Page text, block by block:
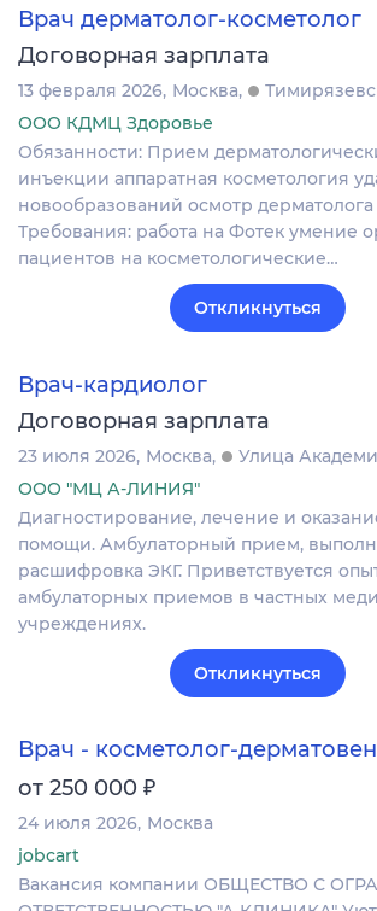
Врач дерматолог-косметолог
Договорная зарплата
13 февраля 2026 Москва
ООО КДМЦ Здоровье
Обязанности: Прием
инъекции аппаратная косметология
новообразований осмотр
Требования: работа на Фотек умение
пациентов на косметологические…
Откликнуться
Врач-кардиолог
Договорная зарплата
23 июля 2026 Москва
Улица
ООО "МЦ А-ЛИНИЯ"
Диагностирование, лечение и
помощи. Амбулаторный прием,
расшифровка ЭКГ. Приветствуется
амбулаторных приемов в частных
учреждениях.
Откликнуться
Врач - косметолог-
от 250 000 ₽
24 июля 2026 Москва
jobcart
Вакансия компании ОБЩЕСТВО С